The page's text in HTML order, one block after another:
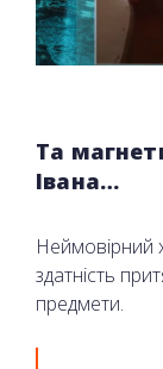
Та
Івана…
Неймовірний
здатність
предмети.